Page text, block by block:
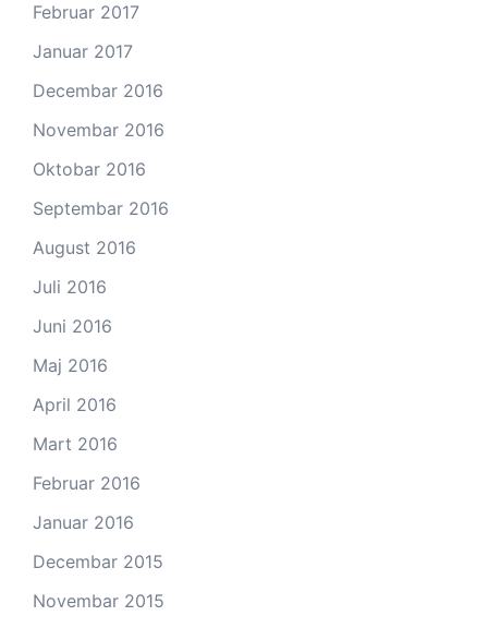
Februar 2017
Januar 2017
Decembar 2016
Novembar 2016
Oktobar 2016
Septembar 2016
August 2016
Juli 2016
Juni 2016
Maj 2016
April 2016
Mart 2016
Februar 2016
Januar 2016
Decembar 2015
Novembar 2015